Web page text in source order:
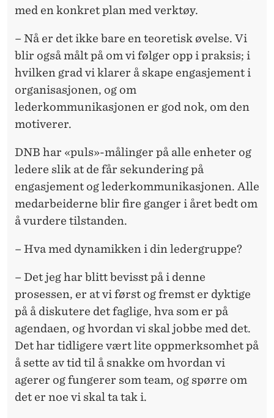
med en konkret plan med verktøy.
– Nå er det ikke bare en teoretisk øvelse. Vi
blir også målt på om vi følger opp i praksis; i
hvilken grad vi klarer å skape engasjement i
organisasjonen, og om
lederkommunikasjonen er god nok, om den
motiverer.
DNB har «puls»-målinger på alle enheter og
ledere slik at de får sekundering på
engasjement og lederkommunikasjonen. Alle
medarbeiderne blir fire ganger i året bedt om
å vurdere tilstanden.
– Hva med dynamikken i din ledergruppe?
– Det jeg har blitt bevisst på i denne
prosessen, er at vi først og fremst er dyktige
på å diskutere det faglige, hva som er på
agendaen, og hvordan vi skal jobbe med det.
Det har tidligere vært lite oppmerksomhet på
å sette av tid til å snakke om hvordan vi
agerer og fungerer som team, og spørre om
det er noe vi skal ta tak i.